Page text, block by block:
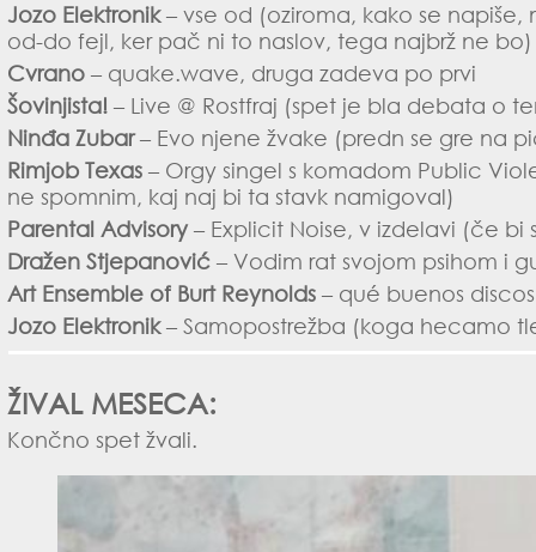
Jozo Elektronik– vse od (oziroma, kako se napiše,
od-do fejl, ker pač ni to naslov, tega najbrž ne bo)
Cvrano– quake.wave, druga zadeva po prvi
Šovinjista! – Live @ Rostfraj (spet je bla debata o
Ninđa Zubar– Evo njene žvake (predn se gre na
Rimjob Texas – Orgy singel s komadom Public
ne spomnim, kaj naj bi ta stavk namigoval)
Parental Advisory – Explicit Noise, v izdelavi (če
Dražen Stjepanović – Vodim rat svojom psihom i
Art Ensemble of Burt Reynolds – qué buenos
Jozo Elektronik– Samopostrežba (koga hecamo
ŽIVAL MESECA:
Končno spet žvali.